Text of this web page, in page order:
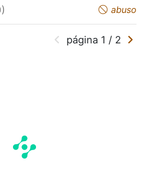
not appreciate abuso
página 1 / 2